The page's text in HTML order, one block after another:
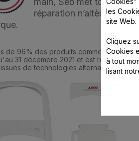
réparation n’altère en
de 96% des produits commercialisés
31 décembre 2021 et est remplacé
de technologies alternatives.
les
site Web.
Cliquez
Cookies
à tout
lisant